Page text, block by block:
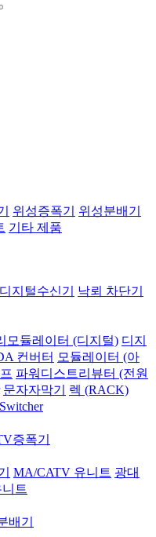
위성증폭기
위성분배기
기타 제품
지털수신기
낙뢰 차단기
모듈레이터 (디지털) 디지
컨버터 모듈레이터 (아
파워디스트리뷰터 (전원
문자자막기
렉 (RACK)
증폭기
MA/CATV 유니트 광대
트
배기